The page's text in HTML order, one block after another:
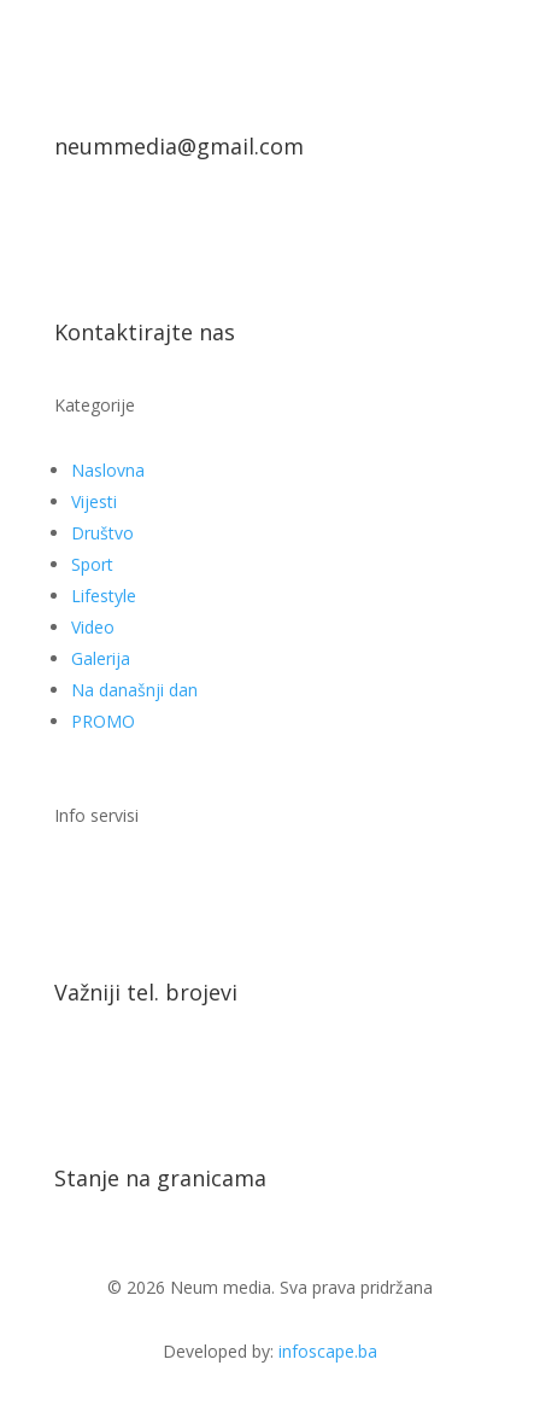
neummedia@gmail.com
Kontaktirajte nas
Kategorije
Naslovna
Vijesti
Društvo
Sport
Lifestyle
Video
Galerija
Na današnji dan
PROMO
Info servisi
Važniji tel. brojevi
Stanje na granicama
© 2026 Neum media. Sva prava pridržana
Developed by: infoscape.ba